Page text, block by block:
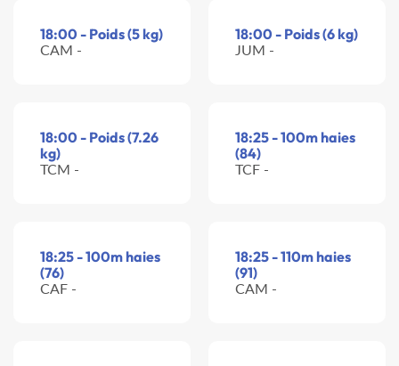
18:00 - Poids (5 kg)
CAM -
18:00 - Poids (6 kg)
JUM -
18:00 - Poids (7.26
kg)
TCM -
18:25 - 100m haies
(84)
TCF -
18:25 - 100m haies
(76)
CAF -
18:25 - 110m haies
(91)
CAM -